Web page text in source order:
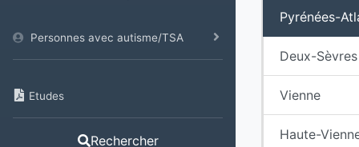
Personnes avec autisme/TSA
Etudes
Rechercher
Pyrénées-
Deux-Sèvres
Vienne
Haute-